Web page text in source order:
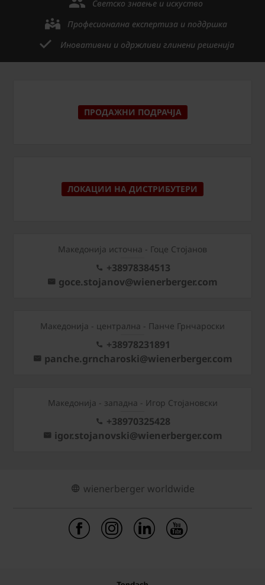
Светско знаење и искуство
Професионална експертиза и поддршка
Иновативни и одржливи глинени решенија
ПРОДАЖНИ ПОДРАЧЈА
ЛОКАЦИИ НА ДИСТРИБУТЕРИ
Македонија источна - Гоце Стојанов
+38978384513
goce.stojanov@wienerberger.com
Mакедонија - централна - Панче Грнчароски
+38978231891
panche.grncharoski@wienerberger.com
Mакедонија - западна - Игор Стојановски
+38970325428
igor.stojanovski@wienerberger.com
wienerberger worldwide